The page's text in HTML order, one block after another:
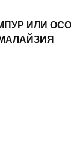
ИЛИ
МАЛАЙЗИЯ